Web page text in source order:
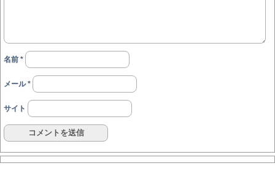
名前 *
メール*
サイト